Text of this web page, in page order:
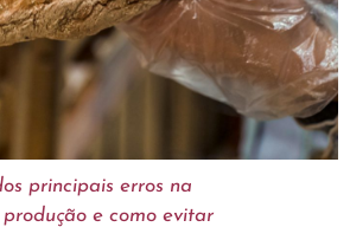
principais erros na
e como evitar